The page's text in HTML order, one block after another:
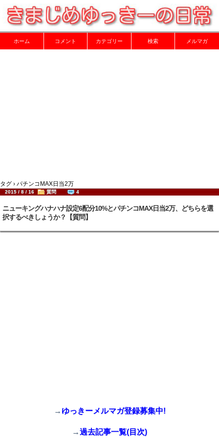
ホーム コメント カテゴリー 検索 メルマガ
タグ › パチンコMAX日当2万
2015 / 8 / 16 質問 4
ニューキングハナハナ設定6配分10%とパチンコMAX日当2万、どちらを選
択するべきしょうか？【質問】
→ ゆっきーメルマガ登録募集中!
→過去記事一覧(目次)